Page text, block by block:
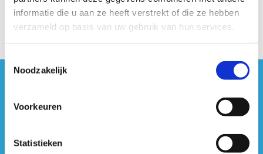
informatie die u aan ze heeft verstrekt of die ze hebben
verzameld op basis van uw gebruik van hun services.
Toestemmingsselectie
Noodzakelijk
Voorkeuren
Statistieken
Powered by Flexmail
#sportersbelevenmeer